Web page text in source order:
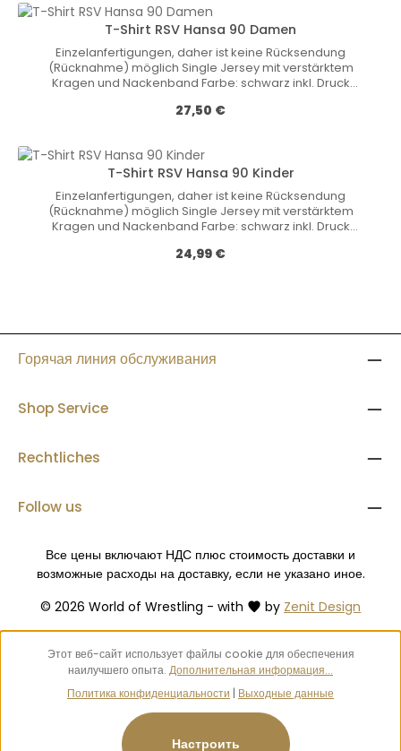
T-Shirt RSV Hansa 90 Damen
Einzelanfertigungen, daher ist keine Rücksendung
(Rücknahme) möglich Single Jersey mit verstärktem
Kragen und Nackenband Farbe: schwarz inkl. Druck
Baumwolle Gewicht: 180g/m2
Обычная цена:
27,50 €
T-Shirt RSV Hansa 90 Kinder
Einzelanfertigungen, daher ist keine Rücksendung
(Rücknahme) möglich Single Jersey mit verstärktem
Kragen und Nackenband Farbe: schwarz inkl. Druck
Baumwolle Gewicht: 180g/m2
Обычная цена:
24,99 €
Горячая линия обслуживания
Shop Service
Rechtliches
Follow us
© 2026 World of Wrestling - with by Zenit Design
Все цены включают НДС плюс стоимость доставки и
возможные расходы на доставку, если не указано иное.
Этот веб-сайт использует файлы cookie для обеспечения
наилучшего опыта. Дополнительная информация...
Политика конфиденциальности | Выходные данные
Настроить